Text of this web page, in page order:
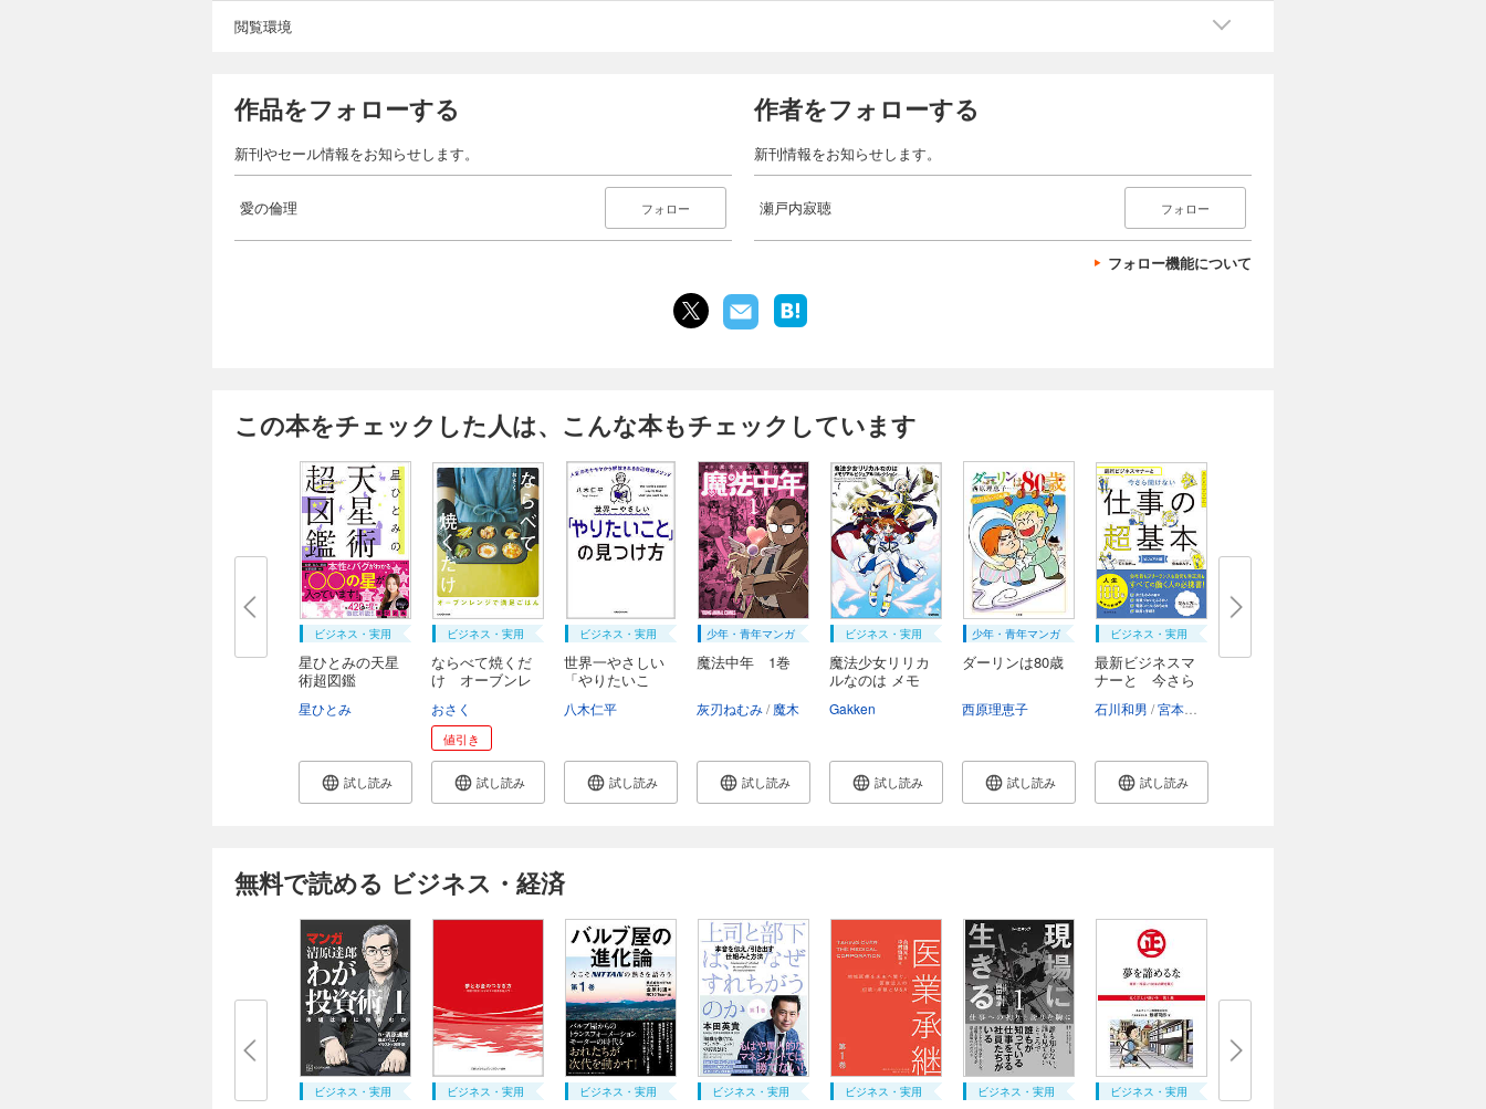
閲覧環境
作品をフォローする
新刊やセール情報をお知らせします。
愛の倫理 フォロー
作者をフォローする
新刊情報をお知らせします。
瀬戸内寂聴 フォロー
フォロー機能について
この本をチェックした人は、こんな本もチェックしています
ビジネス・実用
星ひとみの天星
術超図鑑
星ひとみ
試し読み
ビジネス・実用
ならべて焼くだ
け オーブンレ
おさく
値引き
試し読み
ビジネス・実用
世界一やさしい
「やりたいこ
八木仁平
試し読み
少年・青年マンガ
魔法中年 1巻
灰刃ねむみ 魔木
試し読み
ビジネス・実用
魔法少女リリカ
ルなのは メモ
Gakken
試し読み
少年・青年マンガ
ダーリンは80歳
西原理恵子
試し読み
ビジネス・実用
最新ビジネスマ
ナーと 今さら
石川和男 宮本ゆみ子
試し読み
無料で読める ビジネス・経済
ビジネス・実用 ビジネス・実用 ビジネス・実用 ビジネス・実用 ビジネス・実用 ビジネス・実用 ビジネス・実用